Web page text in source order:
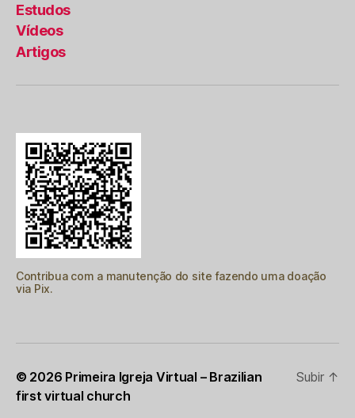
Estudos
Vídeos
Artigos
Contribua com a manutenção do site fazendo uma doação
via Pix.
© 2026 Primeira Igreja Virtual – Brazilian
first virtual church
Subir ↑